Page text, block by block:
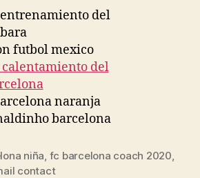
niña, fc barcelona coach 2020,
contact